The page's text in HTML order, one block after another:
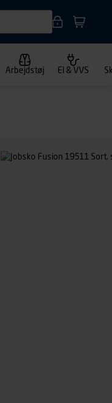
Arbejdstøj El & VVS